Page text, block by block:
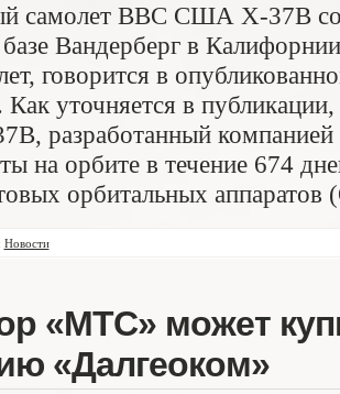
самолет ВВС США Х-37В
Вандерберг в
говорится в
уточняется в
разработанный
на орбите в течение 674
орбитальных
Новости
«МТС» может
«Далгеоком»